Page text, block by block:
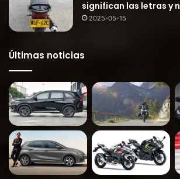
significan las letras y
2025-05-15
Últimas noticias